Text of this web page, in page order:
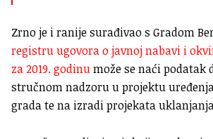
Zrno je i ranije surađivao s Gradom
registru ugovora o javnoj nabavi i
za 2019. godinumože se naći podatak
stručnom nadzoru u projektu
grada te na izradi projekata